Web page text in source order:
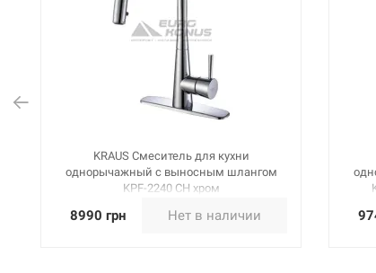
KRAUS Смеситель для кухни
однорычажный с выносным шлангом
KPF-2240 CH хром
8990 грн Нет в наличии